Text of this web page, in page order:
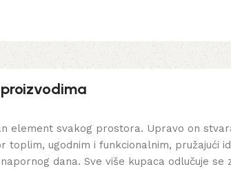
element svakog prostora. Upravo on
toplim, ugodnim i funkcionalnim, pružajući
dana. Sve više kupaca odlučuje se